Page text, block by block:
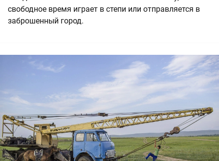
свободное время играет в степи или отправляется в
заброшенный город.